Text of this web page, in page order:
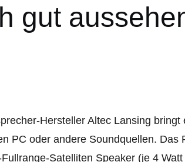
gut
Hersteller Altec Lansing
PC oder andere Soundquellen. Das
Satelliten Speaker (je 4